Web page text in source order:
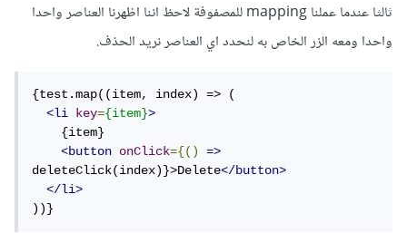
ثالثا عندما عملنا mapping للمصفوفة لاحظ اننا اظهرنا العناصر واحدا
واحدا ومعه الزر الخاص به لنحدد اي العناصر نريد الحذف.
{test.map((item, index) => (
<li
key={item}>
    {item}
<button
onClick={()
=>
deleteClick(index)}>Delete</button>
</li>
))}